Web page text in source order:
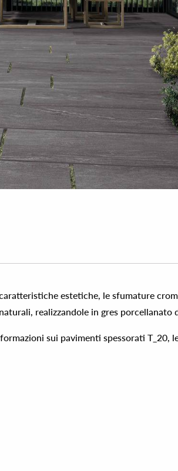
estetiche, le sfumature
realizzandole in gres porcellanato
sui pavimenti spessorati T_20,